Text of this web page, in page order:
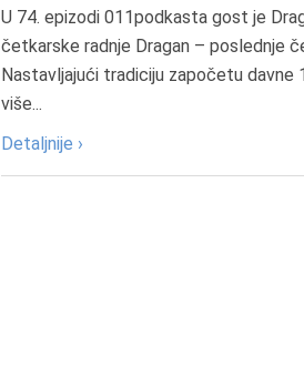
U 74. epizodi 011podkasta gost je
četkarske radnje Dragan – poslednje
Nastavljajući tradiciju započetu davne
više...
Detaljnije ›